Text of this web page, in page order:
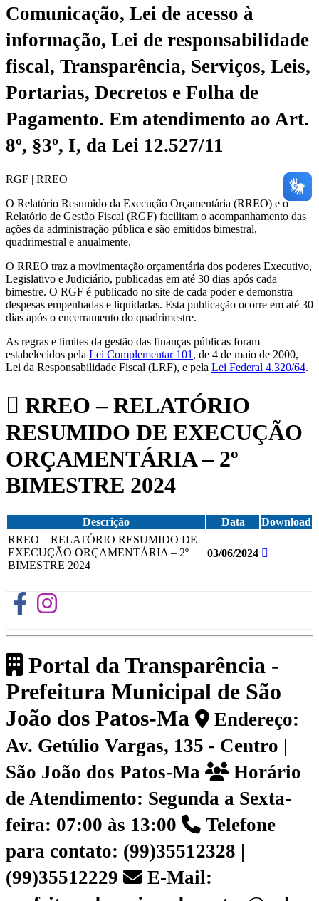
Comunicação, Lei de acesso à
informação, Lei de responsabilidade
fiscal, Transparência, Serviços, Leis,
Portarias, Decretos e Folha de
Pagamento. Em atendimento ao Art.
8º, §3º, I, da Lei 12.527/11
RGF | RREO
O Relatório Resumido da Execução Orçamentária (RREO) e o
Relatório de Gestão Fiscal (RGF) facilitam o acompanhamento das
ações da administração pública e são emitidos bimestral,
quadrimestral e anualmente.
O RREO traz a movimentação orçamentária dos poderes Executivo,
Legislativo e Judiciário, publicadas em até 30 dias após cada
bimestre. O RGF é publicado no site de cada poder e demonstra
despesas empenhadas e liquidadas. Esta publicação ocorre em até 30
dias após o encerramento do quadrimestre.
As regras e limites da gestão das finanças públicas foram
estabelecidos pela Lei Complementar 101 , de 4 de maio de 2000,
Lei da Responsabilidade Fiscal (LRF), e pela Lei Federal 4.320/64.
RREO – RELATÓRIO
RESUMIDO DE EXECUÇÃO
ORÇAMENTÁRIA – 2º
BIMESTRE 2024
Descrição Data
Download
RREO – RELATÓRIO RESUMIDO DE
EXECUÇÃO ORÇAMENTÁRIA – 2º
BIMESTRE 2024
03/06/2024
Portal da Transparência -
Prefeitura Municipal de São
João dos Patos-Ma
Endereço:
Av. Getúlio Vargas, 135 - Centro |
São João dos Patos-Ma
Horário
de Atendimento: Segunda a Sexta-
feira: 07:00 às 13:00
Telefone
para contato: (99)35512328 |
(99)35512229
E-Mail: